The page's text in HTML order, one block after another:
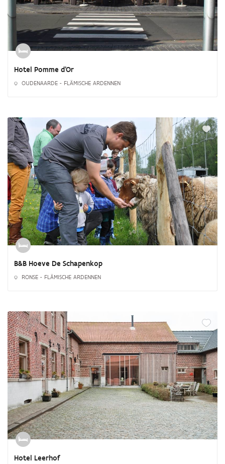
Hotel Pomme d'Or
OUDENAARDE - FLÄMISCHE ARDENNEN
B&B Hoeve De Schapenkop
RONSE - FLÄMISCHE ARDENNEN
Hotel Leerhof